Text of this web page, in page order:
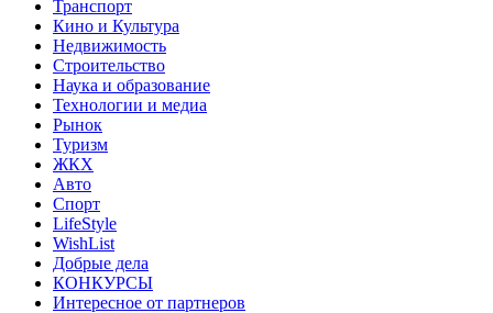
Транспорт
Кино и Культура
Недвижимость
Строительство
Наука и образование
Технологии и медиа
Рынок
Туризм
ЖКХ
Авто
Спорт
LifeStyle
WishList
Добрые дела
КОНКУРСЫ
Интересное от партнеров